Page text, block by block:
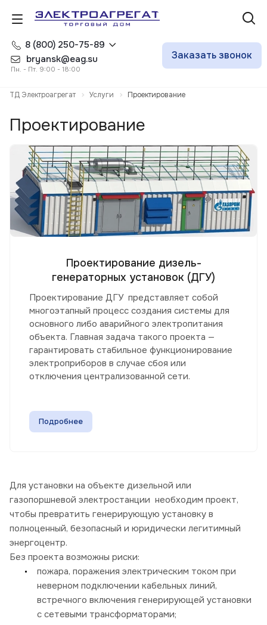
8 (800) 250-75-89
bryansk@eag.su
Пн. - Пт. 9:00 - 18:00
Заказать звонок
ТД Электроагрегат Услуги Проектирование
Проектирование
Проектирование дизель-
генераторных установок (ДГУ)
Проектирование ДГУ представляет собой
многоэтапный процесс создания системы для
основного либо аварийного электропитания
объекта. Главная задача такого проекта —
гарантировать стабильное функционирование
электроприборов в случае сбоя или
отключения централизованной сети.
Подробнее
Для установки на объекте дизельной или
газопоршневой электростанции необходим проект,
чтобы превратить генерирующую установку в
полноценный, безопасный и юридически легитимный
энергоцентр.
Без проекта возможны риски:
пожара, поражения электрическим током при
неверном подключении кабельных линий,
встречного включения генерирующей установки
с сетевыми трансформаторами;